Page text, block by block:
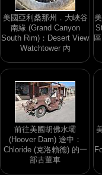
美國亞利桑那州．大峽谷
南緣 (Grand Canyon
South Rim)：Desert View
Watchtower 內
前往美國胡佛水壩
(Hoover Dam) 途中：
Chloride (克洛賴德) 的一
部古董車